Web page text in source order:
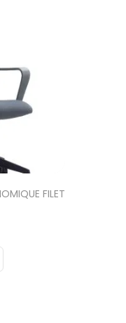
FILET